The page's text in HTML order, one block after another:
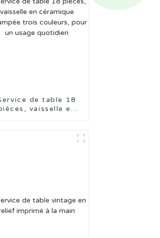
de table 18
vaisselle en